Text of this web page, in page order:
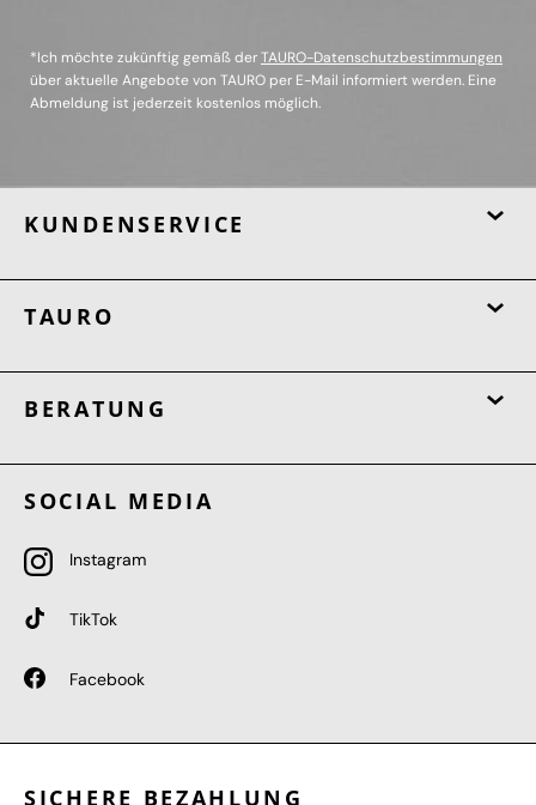
*Ich möchte zukünftig gemäß derTAURO-Datenschutzbestimmungen
über aktuelle Angebote von TAURO per E-Mail informiert werden. Eine
Abmeldung ist jederzeit kostenlos möglich.
KUNDENSERVICE
TAURO
BERATUNG
SOCIAL MEDIA
Instagram
TikTok
Facebook
SICHERE BEZAHLUNG